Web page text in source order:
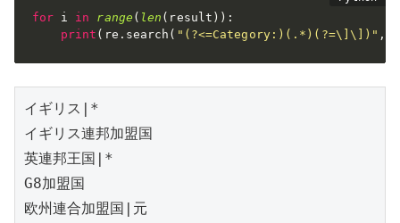
for i in range ( len ( result ) ) :
print ( re . search ( "(?<=Category:)(.*)(?=\]\])" ,
イギリス|*
イギリス連邦加盟国
英連邦王国|*
G8加盟国
欧州連合加盟国|元